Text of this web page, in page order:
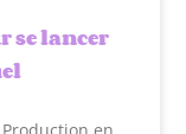
se lancer
en